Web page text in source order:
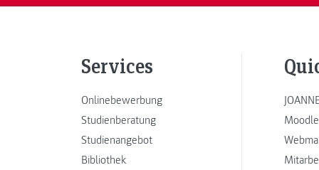
Services
Onlinebewerbung
Studienberatung
Studienangebot
Bibliothek